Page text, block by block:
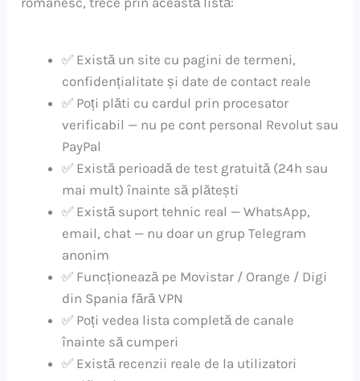
✅ Există un site cu pagini de termeni,
confidențialitate și date de contact reale
✅ Poți plăti cu cardul prin procesator
verificabil — nu pe cont personal Revolut sau
PayPal
✅ Există perioadă de test gratuită (24h sau
mai mult) înainte să plătești
✅ Există suport tehnic real — WhatsApp,
email, chat — nu doar un grup Telegram
anonim
✅ Funcționează pe Movistar / Orange / Digi
din Spania fără VPN
✅ Poți vedea lista completă de canale
înainte să cumperi
✅ Există recenzii reale de la utilizatori